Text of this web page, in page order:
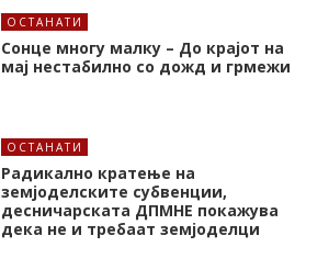
ОСТАНАТИ
Сонце многу малку – До крајот на
мај нестабилно со дожд и грмежи
ОСТАНАТИ
Радикално кратење на
земјоделските субвенции,
десничарската ДПМНЕ покажува
дека не и требаат земјоделци